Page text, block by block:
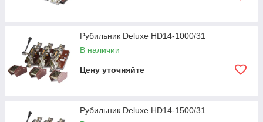
Рубильник Deluxe HD14-1000/31
В наличии
Цену уточняйте
Рубильник Deluxe HD14-1500/31